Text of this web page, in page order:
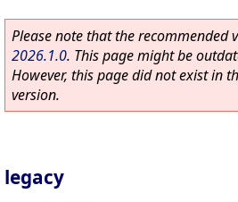
Please note that the recommended
2026.1.0. This page might be
However, this page did not exist in
version.
legacy